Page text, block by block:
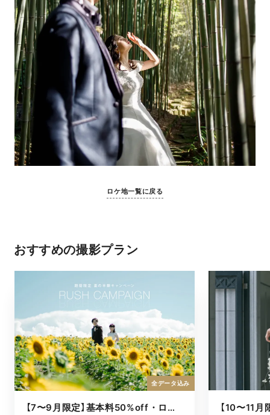
ロケ地一覧に戻る
おすすめの撮影プラン
【7〜9月限定】基本料50%off・ロケキャンペーン
全データ込み